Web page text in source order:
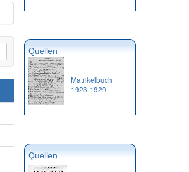
Quellen
Matrikelbuch
1923-1929
Quellen